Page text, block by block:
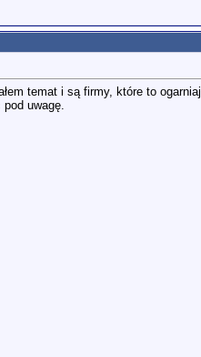
temat i są firmy, które to
uwagę.